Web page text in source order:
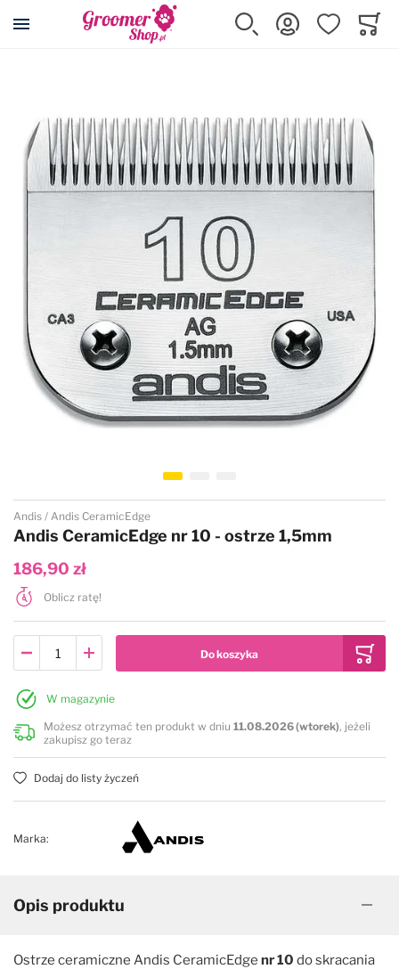
Przejdź na stronę główną
Szukaj Zaloguj sięUlubione
Przejdź na początek galerii
Andis Andis CeramicEdge
Andis CeramicEdge nr 10 - ostrze 1,5mm
186,90 zł
Oblicz ratę!
W magazynie
Możesz otrzymać ten produkt w dniu 11.08.2026 (wtorek), jeżeli
zakupisz go teraz
Dodaj do listy życzeń
Marka:
Opis produktu
Ostrze ceramiczne Andis CeramicEdge nr 10 do skracania